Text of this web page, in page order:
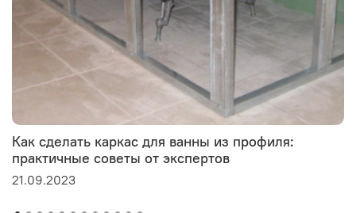
Как сделать каркас для ванны из профиля:
практичные советы от экспертов
21.09.2023